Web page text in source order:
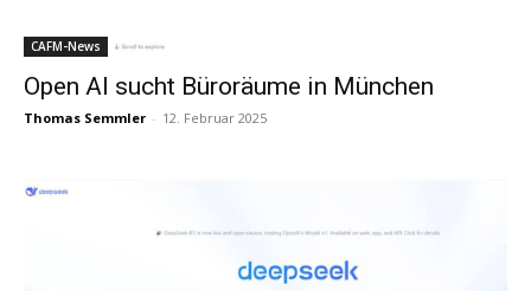
CAFM-News
Open AI sucht Büroräume in München
Thomas Semmler - 12. Februar 2025